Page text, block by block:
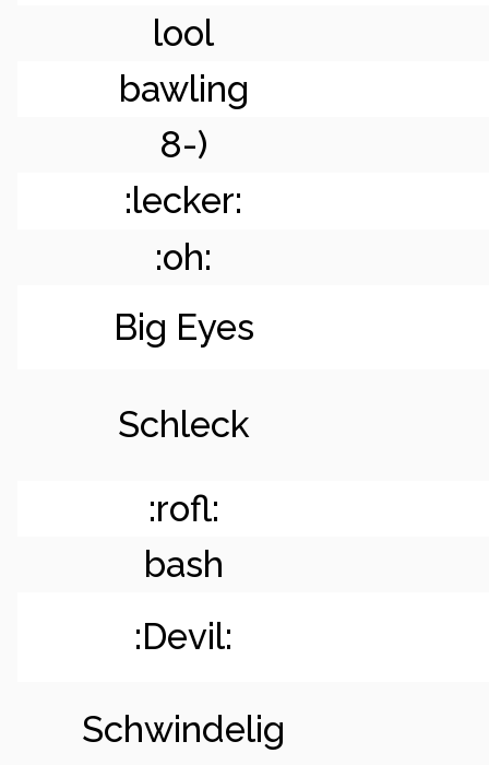
lool
bawling
8-)
:lecker:
:oh:
Big Eyes
Schleck
:rofl:
bash
:Devil:
Schwindelig